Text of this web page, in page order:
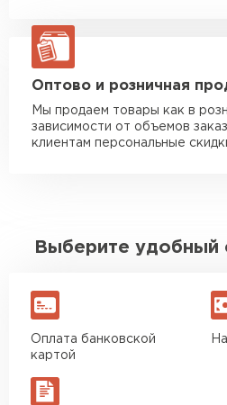
Оптово и розничная
Мы продаем товары как в
зависимости от объемов
клиентам персональные
Выберите удобный
Оплата банковской
картой